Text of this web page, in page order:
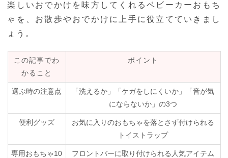
楽しいおでかけを味方してくれるベビーカーおもち
ゃを、お散歩やおでかけに上手に役立てていきまし
ょう。
この記事でわ
かること
ポイント
選ぶ時の注意点
「洗えるか」「ケガをしにくいか」「音が気
にならないか」の3つ
便利グッズ
お気に入りのおもちゃを落とさず付けられる
トイストラップ
専用おもちゃ10
フロントバーに取り付けられる人気アイテム